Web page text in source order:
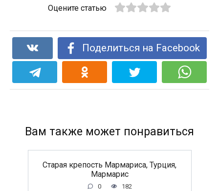
Оцените статью
Поделиться на Facebook
Вам также может понравиться
Старая крепость Мармариса, Турция,
Мармарис
0 182